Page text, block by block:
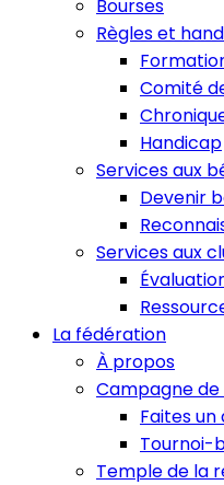
Bourses
Règles et
Comité
Handicap
Services aux
Devenir
Services aux
La fédération
À propos
Campagne
Faites un
Tournoi-
Temple de la